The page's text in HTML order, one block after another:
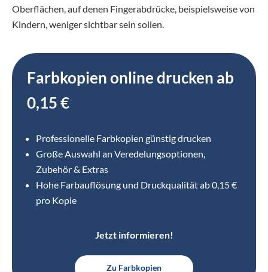
Oberflächen, auf denen Fingerabdrücke, beispielsweise von
Kindern, weniger sichtbar sein sollen.
Farbkopien online drucken ab
0,15 €
Professionelle Farbkopien günstig drucken
Große Auswahl an Veredelungsoptionen,
Zubehör & Extras
Hohe Farbauflösung und Druckqualität ab 0,15 €
pro Kopie
Jetzt informieren!
Zu Farbkopien